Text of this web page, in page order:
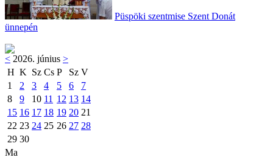
Püspöki szentmise Szent Donát
ünnepén
< 2026. június >
H K Sz Cs P Sz V
1
2 3 4 5 6
7
8
9 10 11 12 13 14
15 16 17 18 19 20 21
22 23 24 25 26 27 28
29 30
Ma